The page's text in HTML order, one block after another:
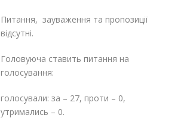
Питання, зауваження та пропозиції
відсутні.
Головуюча ставить питання на
голосування:
голосували: за – 27, проти – 0,
утримались – 0.